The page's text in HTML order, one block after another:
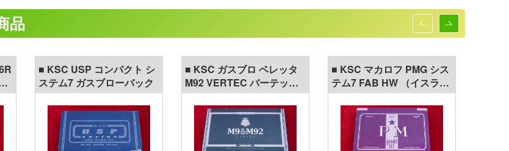
品
■ KSC USP コンパクト シ
ステム7 ガスブローバック
■ KSC ガスブロ ベレッタ
M92 VERTEC バーテック
システム7 ヘビーウェイト
■ KSC マカロフ PMG シス
テム7 FAB HW （イスラエ
ル）製グリップ装着モデル
ガスブローバック